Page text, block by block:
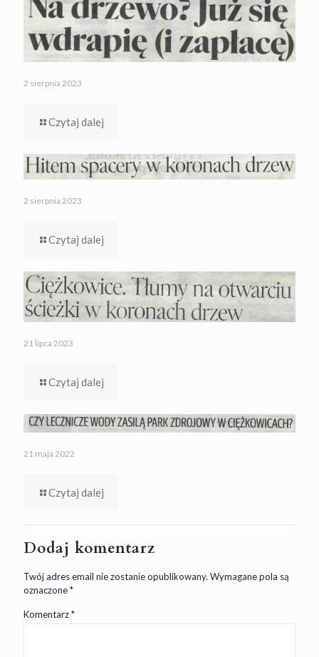
2 sierpnia 2023
Czytaj dalej
2 sierpnia 2023
Czytaj dalej
21 lipca 2023
Czytaj dalej
21 maja 2022
Czytaj dalej
Dodaj komentarz
Twój adres email nie zostanie opublikowany. Wymagane pola są
oznaczone*
Komentarz*